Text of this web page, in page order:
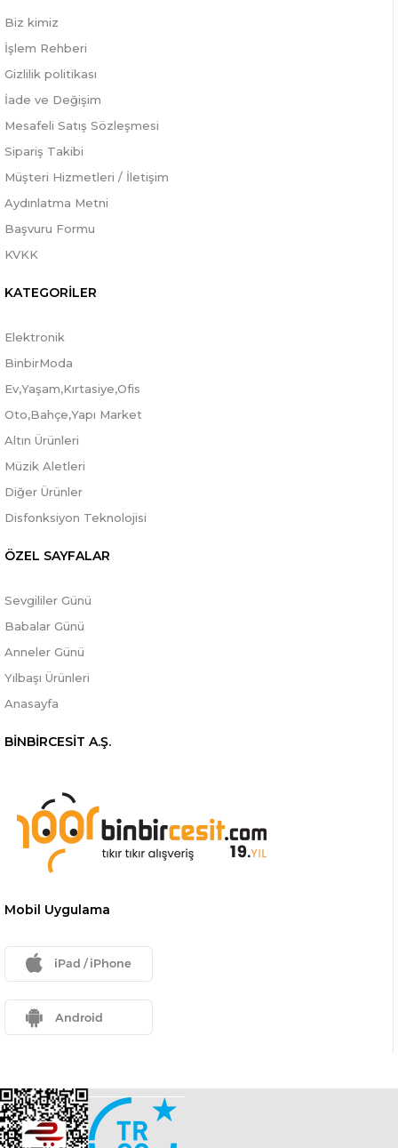
Biz kimiz
İşlem Rehberi
Gizlilik politikası
İade ve Değişim
Mesafeli Satış Sözleşmesi
Sipariş Takibi
Müşteri Hizmetleri / İletişim
Aydınlatma Metni
Başvuru Formu
KVKK
KATEGORİLER
Elektronik
BinbirModa
Ev,Yaşam,Kırtasiye,Ofis
Oto,Bahçe,Yapı Market
Altın Ürünleri
Müzik Aletleri
Diğer Ürünler
Disfonksiyon Teknolojisi
ÖZEL SAYFALAR
Sevgililer Günü
Babalar Günü
Anneler Günü
Yılbaşı Ürünleri
Anasayfa
BİNBİRCESİT A.Ş.
Mobil Uygulama